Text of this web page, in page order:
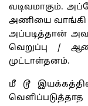
வடிவமாகும்.
அணியை வாங்கி
அப்படித்தான்
வெறுப்பு /
முட்டாள்தனம்.
மீ டூ